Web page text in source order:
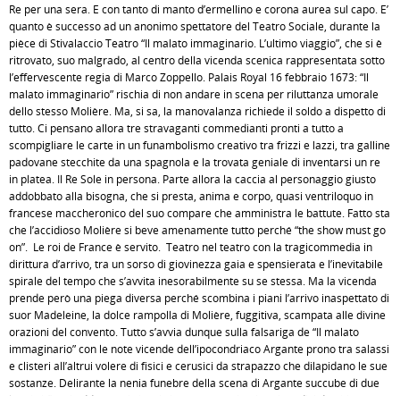
Re per una sera. E con tanto di manto d’ermellino e corona aurea sul capo. E’
quanto è successo ad un anonimo spettatore del Teatro Sociale, durante la
pièce di Stivalaccio Teatro “Il malato immaginario. L’ultimo viaggio”, che si è
ritrovato, suo malgrado, al centro della vicenda scenica rappresentata sotto
l’effervescente regia di Marco Zoppello. Palais Royal 16 febbraio 1673: “Il
malato immaginario” rischia di non andare in scena per riluttanza umorale
dello stesso Molière. Ma, si sa, la manovalanza richiede il soldo a dispetto di
tutto. Ci pensano allora tre stravaganti commedianti pronti a tutto a
scompigliare le carte in un funambolismo creativo tra frizzi e lazzi, tra galline
padovane stecchite da una spagnola e la trovata geniale di inventarsi un re
in platea. Il Re Sole in persona. Parte allora la caccia al personaggio giusto
addobbato alla bisogna, che si presta, anima e corpo, quasi ventriloquo in
francese maccheronico del suo compare che amministra le battute. Fatto sta
che l’accidioso Molière si beve amenamente tutto perché “the show must go
on”. Le roi de France è servito. Teatro nel teatro con la tragicommedia in
dirittura d’arrivo, tra un sorso di giovinezza gaia e spensierata e l’inevitabile
spirale del tempo che s’avvita inesorabilmente su se stessa. Ma la vicenda
prende però una piega diversa perché scombina i piani l’arrivo inaspettato di
suor Madeleine, la dolce rampolla di Molière, fuggitiva, scampata alle divine
orazioni del convento. Tutto s’avvia dunque sulla falsariga de “Il malato
immaginario” con le note vicende dell’ipocondriaco Argante prono tra salassi
e clisteri all’altrui volere di fisici e cerusici da strapazzo che dilapidano le sue
sostanze. Delirante la nenia funebre della scena di Argante succube di due